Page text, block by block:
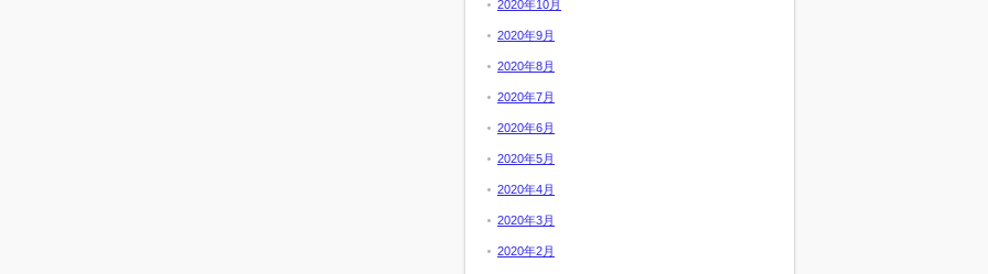
2020年10月
2020年9月
2020年8月
2020年7月
2020年6月
2020年5月
2020年4月
2020年3月
2020年2月